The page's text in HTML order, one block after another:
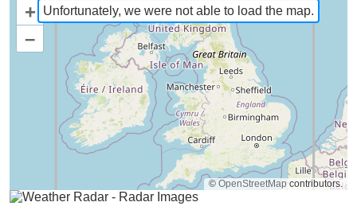
Unfortunately, we were not able to load the map.
+
–
© OpenStreetMap contributors.